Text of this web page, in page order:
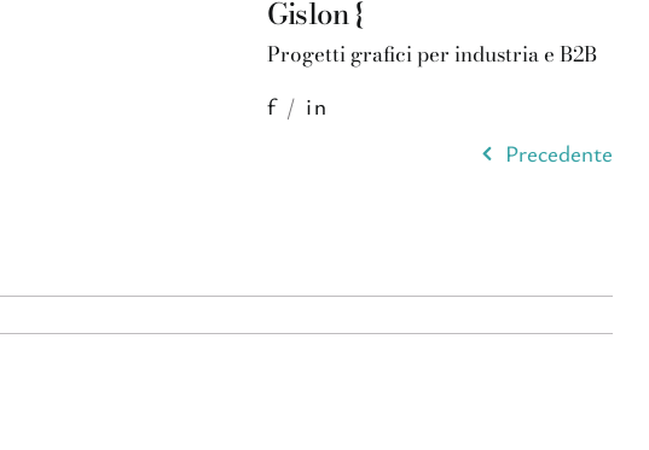
Gislon {
Progetti grafici per industria e B2B
f / in
Precedente